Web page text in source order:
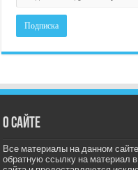
О сайте
Все материалы на данном
обратную ссылку на материал